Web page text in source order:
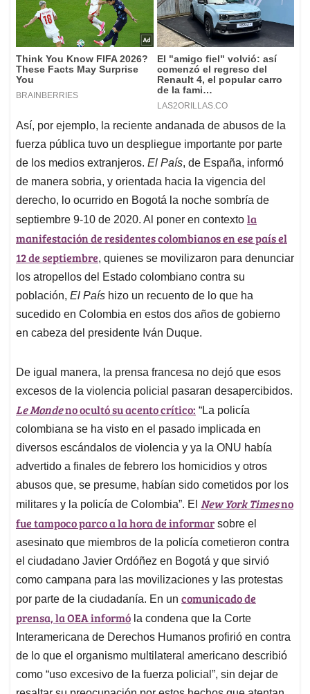
Así, por ejemplo, la reciente andanada de abusos de la
fuerza pública tuvo un despliegue importante por parte
de los medios extranjeros. El País, de España, informó
de manera sobria, y orientada hacia la vigencia del
derecho, lo ocurrido en Bogotá la noche sombría de
septiembre 9-10 de 2020. Al poner en contexto la
manifestación de residentes colombianos en ese país el
12 de septiembre, quienes se movilizaron para denunciar
los atropellos del Estado colombiano contra su
población, El País hizo un recuento de lo que ha
sucedido en Colombia en estos dos años de gobierno
en cabeza del presidente Iván Duque.
De igual manera, la prensa francesa no dejó que esos
excesos de la violencia policial pasaran desapercibidos.
Le Mondeno ocultó su acento crítico: “La policía
colombiana se ha visto en el pasado implicada en
diversos escándalos de violencia y ya la ONU había
advertido a finales de febrero los homicidios y otros
abusos que, se presume, habían sido cometidos por los
militares y la policía de Colombia”. El New York Timesno
fue tampoco parco a la hora de informar sobre el
asesinato que miembros de la policía cometieron contra
el ciudadano Javier Ordóñez en Bogotá y que sirvió
como campana para las movilizaciones y las protestas
por parte de la ciudadanía. En un comunicado de
prensa, la OEA informó la condena que la Corte
Interamericana de Derechos Humanos profirió en contra
de lo que el organismo multilateral americano describió
como “uso excesivo de la fuerza policial”, sin dejar de